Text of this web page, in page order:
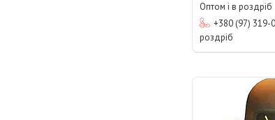
Оптом і в роздріб
+380 (97) 319-
роздріб